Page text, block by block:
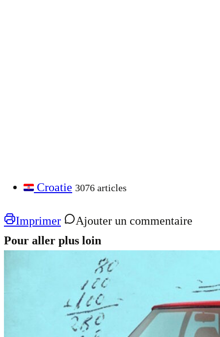
Croatie 3076 articles
Imprimer
Ajouter un commentaire
Pour aller plus loin